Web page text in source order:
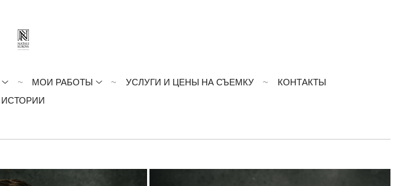
МОИ РАБОТЫ УСЛУГИ И ЦЕНЫ НА СЪЕМКУ
КОНТАКТЫ
ИСТОРИИ